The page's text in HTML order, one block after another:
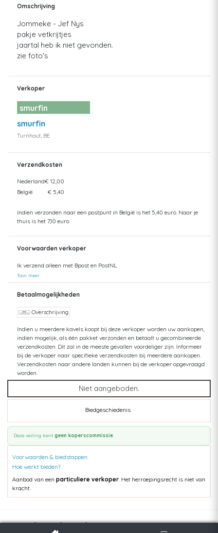
Omschrijving
Jommeke - Jef Nys
pakje vetkrijtjes
jaartal heb ik niet gevonden.
zie foto's
Verkoper
smurfin
smurfin
Turnhout, BE
Verzendkosten
Nederland€ 12,00
België
€ 5,40
Indien verzonden naar een postpunt in België is het 5,40 euro. Naar je
thuis is het 7,10 euro.
Voorwaarden verkoper
Ik verzend alleen met Bpost en PostNL
Toon meer
Betaalmogelijkheden
Overschrijving
Indien u meerdere kavels koopt bij deze verkoper worden uw aankopen,
indien mogelijk, als één pakket verzonden en betaalt u gecombineerde
verzendkosten. Dit zal in de meeste gevallen voordeliger zijn. Informeer
bij de verkoper naar specifieke verzendkosten bij meerdere aankopen.
Verzendkosten naar andere landen kunnen bij de verkoper opgevraagd
worden.
Niet aangeboden.
Biedgeschiedenis:
Deze veiling kent geen koperscommissie.
Voorwaarden & biedstappen
Hoe werkt bieden?
Aanbod van een particuliere verkoper . Het herroepingsrecht is niet van
kracht.
Populaire kavels